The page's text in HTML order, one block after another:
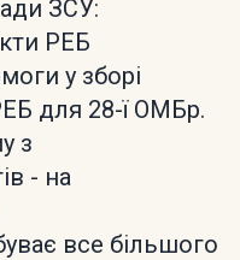
ЗСУ:
РЕБ
у зборі
для 28-ї ОМБр.
з
- на
все більшого